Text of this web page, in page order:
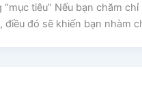
“mục tiêu” Nếu bạn chăm
điều đó sẽ khiến bạn nhàm